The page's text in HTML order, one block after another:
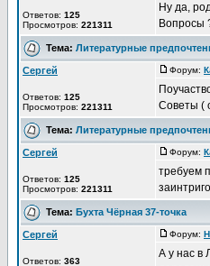
Ответов: 125
Просмотров: 221311
Ну да,
Вопросы
Тема: Литературные
Сергей
Ответов: 125
Просмотров: 221311
Форум:
Советы (
Тема: Литературные
Сергей
Ответов: 125
Просмотров: 221311
Форум:
требуем
Тема: Бухта Чёрная 37-точка
Сергей
Ответов: 363
Форум:
А у нас в